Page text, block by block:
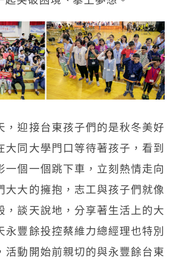
，迎接台東孩子們的是秋冬美好
大同大學門口等待著孩子，看到
一個一個跳下車，立刻熱情走向
大大的擁抱，志工與孩子們就像
，談天說地，分享著生活上的大
永豐餘投控蔡維力總經理也特別
活動開始前親切的與永豐餘台東